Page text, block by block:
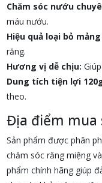
Chăm sóc nướu
máu nướu.
Hiệu quả loại bỏ
răng.
Hương vị dễ chịu:
Dung tích tiện lợi
theo.
Địa điểm mua
Sản phẩm được phân
chăm sóc răng miệng
phẩm chính hãng giúp